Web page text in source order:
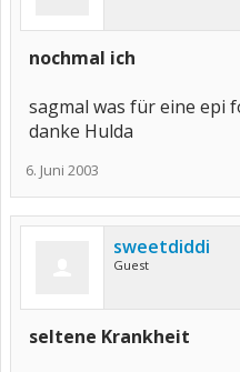
nochmal ich
sagmal was für eine epi
danke Hulda
6. Juni 2003
sweetdiddi
Guest
seltene Krankheit